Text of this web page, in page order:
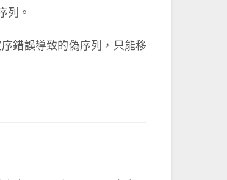
列。
錯誤導致的偽序列，只能移